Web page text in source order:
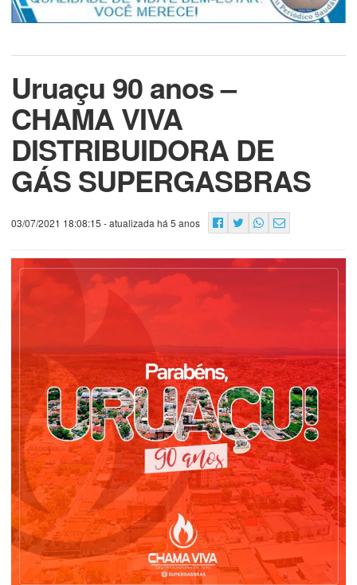
Uruaçu 90 anos –
CHAMA VIVA
DISTRIBUIDORA DE
GÁS SUPERGASBRAS
03/07/2021 18:08:15 - atualizada há 5 anos